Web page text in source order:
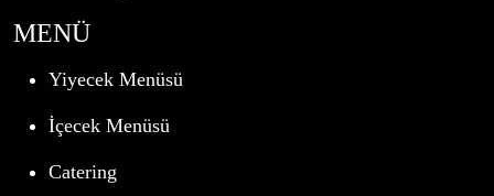
MENÜ
Yiyecek Menüsü
İçecek Menüsü
Catering